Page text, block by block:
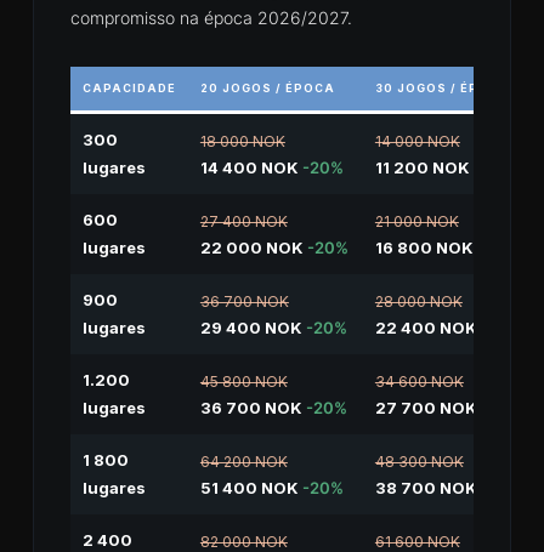
compromisso na época 2026/2027.
CAPACIDADE 20 JOGOS / ÉPOCA 30 JOGOS / ÉPOCA
300
lugares
18 000 NOK
14 400 NOK -20%
14 000 NOK
11 200 NOK
600
lugares
27 400 NOK
22 000 NOK -20%
21 000 NOK
16 800 NOK
900
lugares
36 700 NOK
29 400 NOK -20%
28 000 NOK
22 400 NOK
1.200
lugares
45 800 NOK
36 700 NOK -20%
34 600 NOK
27 700 NOK
1 800
lugares
64 200 NOK
51 400 NOK -20%
48 300 NOK
38 700 NOK
2 400
82 000 NOK 61 600 NOK